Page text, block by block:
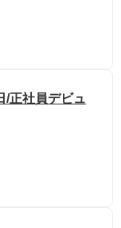
/正社員デビュ